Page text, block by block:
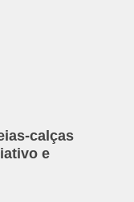
calças
e